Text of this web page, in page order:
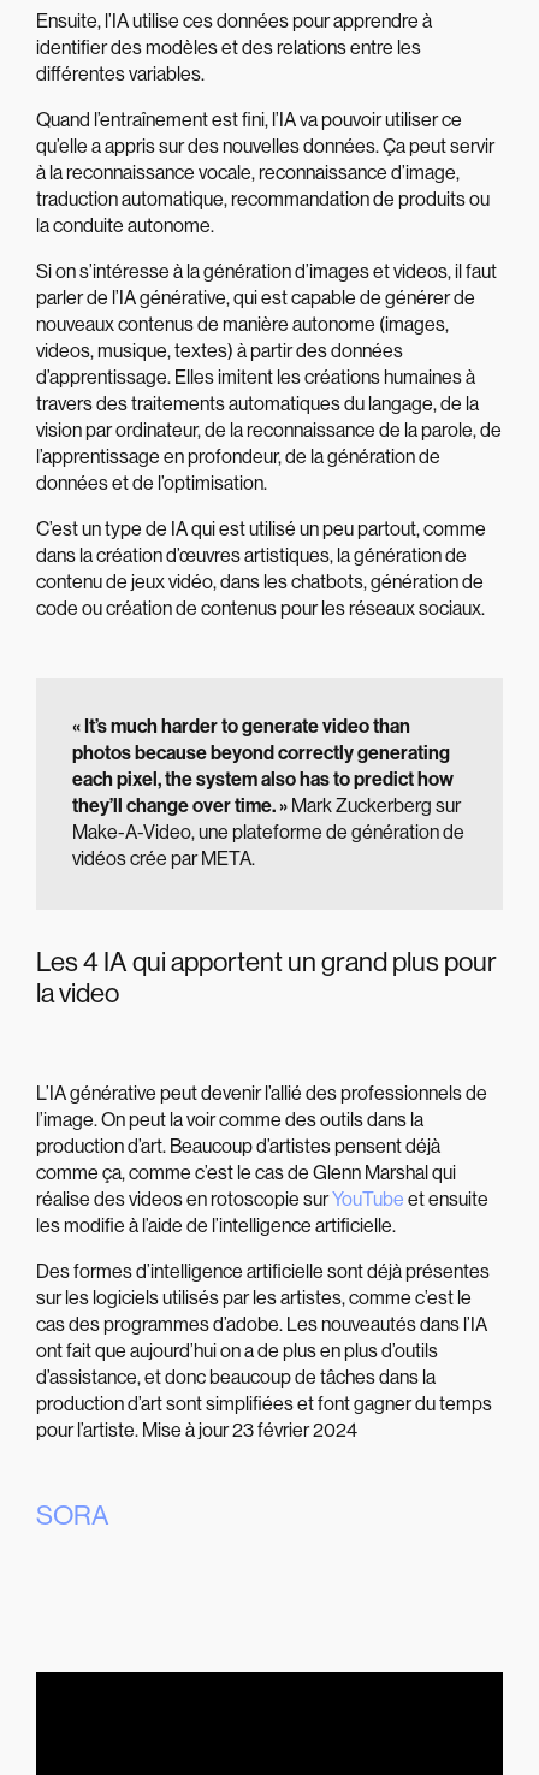
Ensuite, l’IA utilise ces données pour apprendre à
identifier des modèles et des relations entre les
différentes variables.
Quand l’entraînement est fini, l’IA va pouvoir utiliser ce
qu’elle a appris sur des nouvelles données. Ça peut servir
à la reconnaissance vocale, reconnaissance d’image,
traduction automatique, recommandation de produits ou
la conduite autonome.
Si on s’intéresse à la génération d’images et videos, il faut
parler de l’IA générative, qui est capable de générer de
nouveaux contenus de manière autonome (images,
videos, musique, textes) à partir des données
d’apprentissage. Elles imitent les créations humaines à
travers des traitements automatiques du langage, de la
vision par ordinateur, de la reconnaissance de la parole, de
l’apprentissage en profondeur, de la génération de
données et de l’optimisation.
C’est un type de IA qui est utilisé un peu partout, comme
dans la création d’œuvres artistiques, la génération de
contenu de jeux vidéo, dans les chatbots, génération de
code ou création de contenus pour les réseaux sociaux.
« It’s much harder to generate video than
photos because beyond correctly generating
each pixel, the system also has to predict how
they’ll change over time. » Mark Zuckerberg sur
Make-A-Video, une plateforme de génération de
vidéos crée par META.
Les 4 IA qui apportent un grand plus pour
la video
L’IA générative peut devenir l’allié des professionnels de
l’image. On peut la voir comme des outils dans la
production d’art. Beaucoup d’artistes pensent déjà
comme ça, comme c’est le cas de Glenn Marshal qui
réalise des videos en rotoscopie surYouTube et ensuite
les modifie à l’aide de l’intelligence artificielle.
Des formes d’intelligence artificielle sont déjà présentes
sur les logiciels utilisés par les artistes, comme c’est le
cas des programmes d’adobe. Les nouveautés dans l’IA
ont fait que aujourd’hui on a de plus en plus d’outils
d’assistance, et donc beaucoup de tâches dans la
production d’art sont simplifiées et font gagner du temps
pour l’artiste. Mise à jour 23 février 2024
SORA